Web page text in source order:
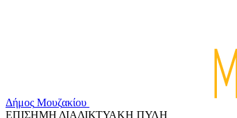
Δήμος Μουζακίου
ΕΠΙΣΗΜΗ ΔΙΑΔΙΚΤΥΑΚΗ ΠΥΛΗ